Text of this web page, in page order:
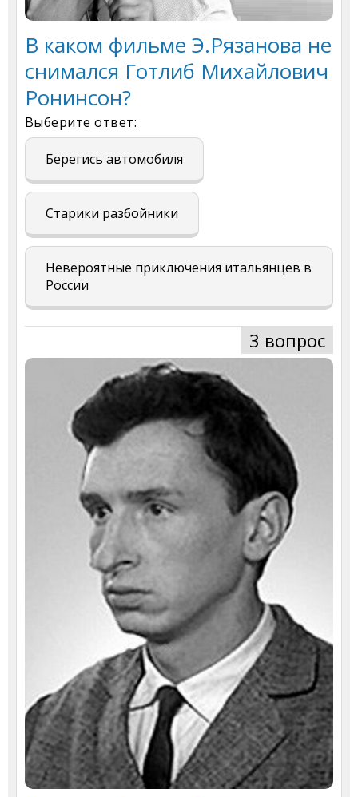
В каком фильме Э.Рязанова не
снимался Готлиб Михайлович
Ронинсон?
Выберите ответ:
Берегись автомобиля
Старики разбойники
Невероятные приключения итальянцев в
России
3 вопрос